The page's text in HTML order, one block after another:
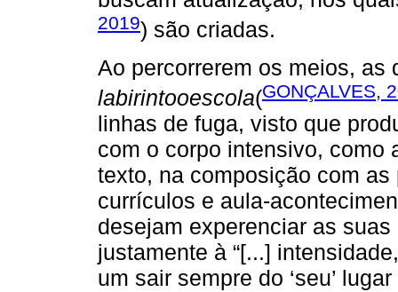
2019) são criadas.
Ao percorrerem os meios, as
labirintooescola(GONÇALVES,
linhas de fuga, visto que
com o corpo intensivo, como
texto, na composição com
currículos e aula-
desejam experenciar as
justamente à “[...]
um sair sempre do ‘seu’